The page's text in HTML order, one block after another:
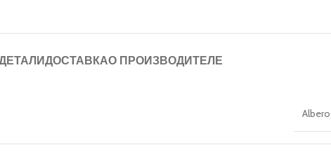
ДОСТАВКАО ПРОИЗВОДИТЕЛЕ
Albero